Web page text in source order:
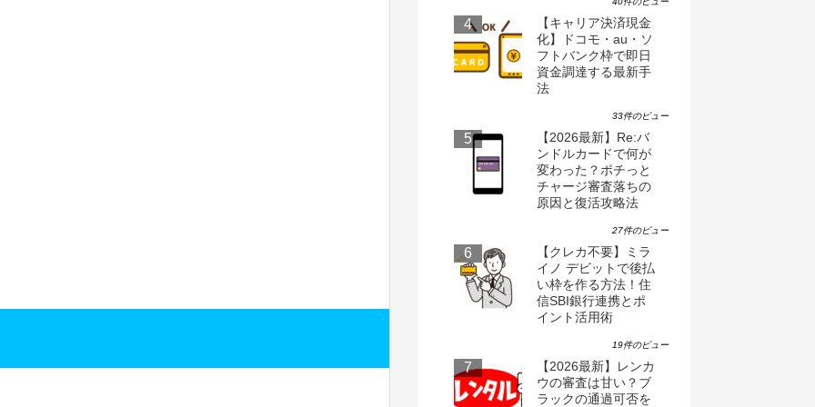
【キャリア決済現金
化】ドコモ・au・ソ
フトバンク枠で即日
資金調達する最新手
法
33件のビュー
【2026最新】Re:バ
ンドルカードで何が
変わった？ポチっと
チャージ審査落ちの
原因と復活攻略法
27件のビュー
【クレカ不要】ミラ
イノ デビットで後払
い枠を作る方法！住
信SBI銀行連携とポ
イント活用術
19件のビュー
【2026最新】レンカ
ウの審査は甘い？ブ
ラックの通過可否を